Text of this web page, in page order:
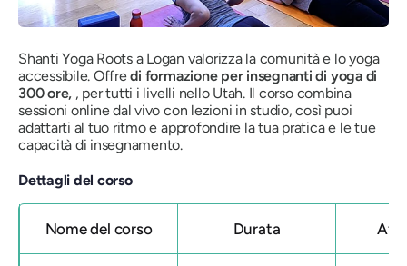
Shanti Yoga Roots a Logan valorizza la comunità e lo yoga
accessibile. Offredi formazione per insegnanti di yoga di
300 ore, , per tutti i livelli nello Utah. Il corso combina
sessioni online dal vivo con lezioni in studio, così puoi
adattarti al tuo ritmo e approfondire la tua pratica e le tue
capacità di insegnamento.
Dettagli del corso
Nome del corso Durata